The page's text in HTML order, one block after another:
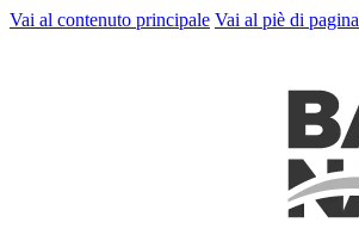
Vai al contenuto principale Vai al piè di pagina